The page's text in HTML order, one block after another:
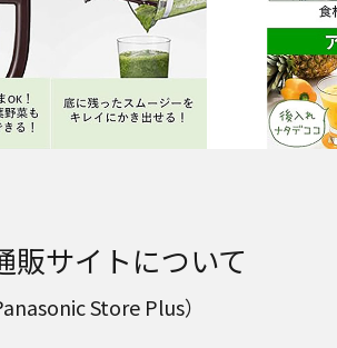
販サイトについて
Store Plus）